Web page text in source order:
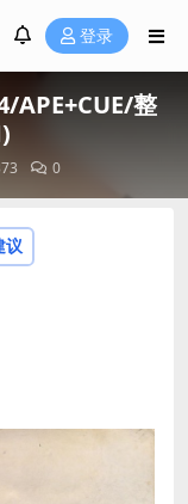
登录
APE+CUE/整
0
议